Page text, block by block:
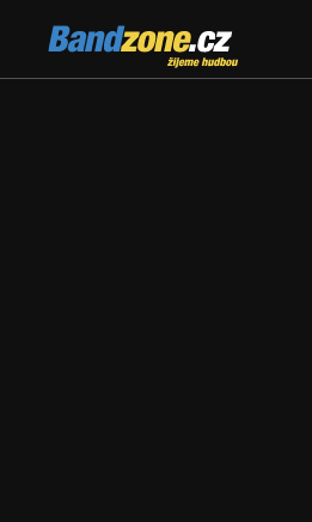
Bandzone.cz
žijeme hudbou